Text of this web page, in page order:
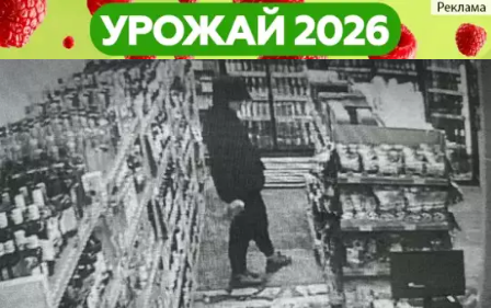
19-летний пензенец «отдохнет» от
бесконечных краж в колонии
Криминал 19-летний пензенец «отдохнет» от
бесконечных краж в колонии
Криминал
Другие
новости по
теме
Погода и
курсы валют в
Пензе